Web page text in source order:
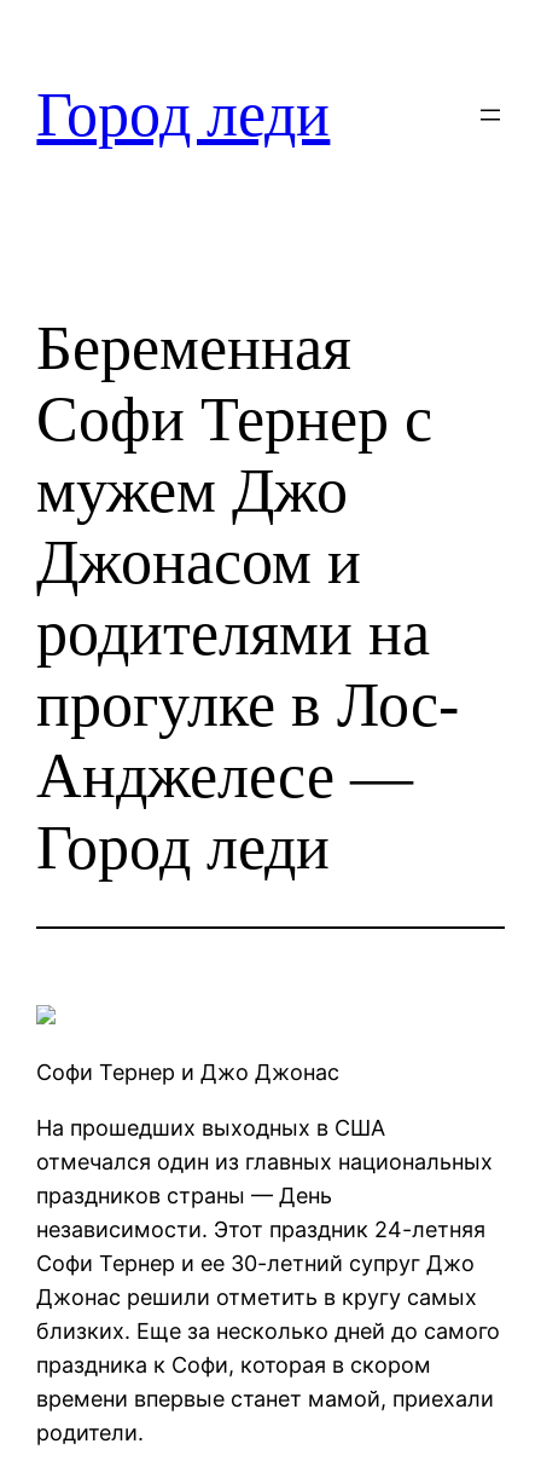
содержимому
Город леди
Беременная
Софи Тернер с
мужем Джо
Джонасом и
родителями на
прогулке в Лос-
Анджелесе —
Город леди
Софи Тернер и Джо Джонас
На прошедших выходных в США
отмечался один из главных национальных
праздников страны — День
независимости. Этот праздник 24-летняя
Софи Тернер и ее 30-летний супруг Джо
Джонас решили отметить в кругу самых
близких. Еще за несколько дней до самого
праздника к Софи, которая в скором
времени впервые станет мамой, приехали
родители.